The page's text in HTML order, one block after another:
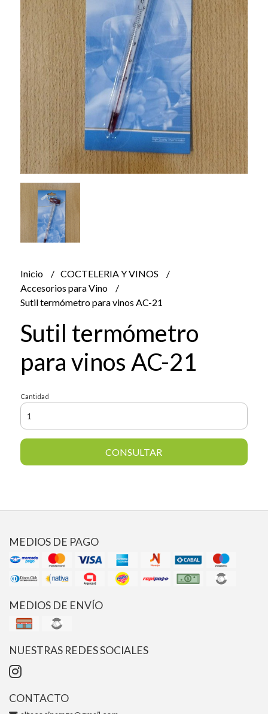
Inicio
COCTELERIA Y VINOS
Accesorios para Vino
Sutil termómetro para vinos AC-21
Sutil termómetro
para vinos AC-21
Cantidad
CONSULTAR
MEDIOS DE PAGO
MEDIOS DE ENVÍO
NUESTRAS REDES SOCIALES
CONTACTO